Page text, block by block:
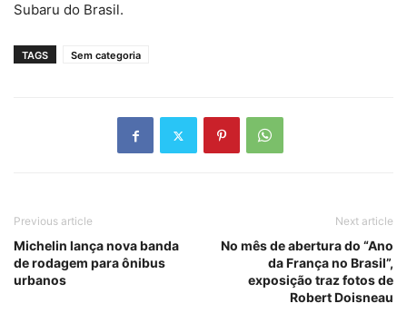
Subaru do Brasil.
TAGS Sem categoria
Previous article
Michelin lança nova banda
de rodagem para ônibus
urbanos
Next article
No mês de abertura do “Ano
da França no Brasil”,
exposição traz fotos de
Robert Doisneau